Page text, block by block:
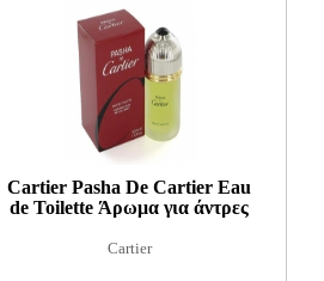
Cartier Pasha De Cartier Eau
de Toilette Άρωμα για άντρες
Cartier